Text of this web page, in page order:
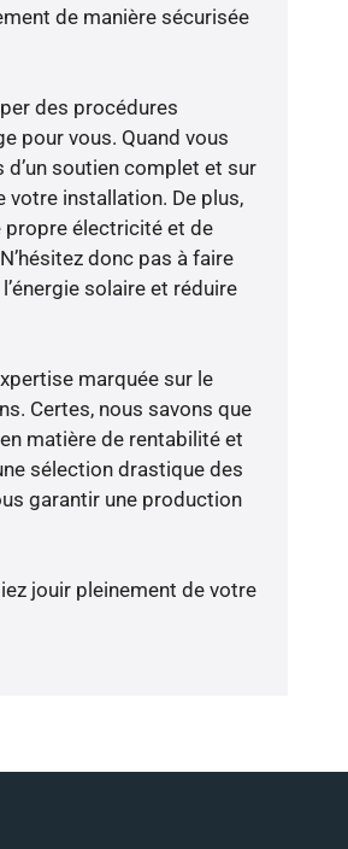
de manière sécurisée
des procédures
pour vous. Quand vous
soutien complet et sur
votre installation. De plus,
électricité et de
donc pas à faire
solaire et réduire
marquée sur le
Certes, nous savons que
matière de rentabilité et
sélection drastique des
garantir une production
jouir pleinement de votre